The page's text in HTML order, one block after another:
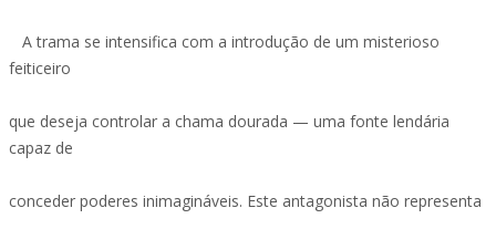
A trama se intensifica com a introdução de um misterioso
feiticeiro
que deseja controlar a chama dourada — uma fonte lendária
capaz de
conceder poderes inimagináveis. Este antagonista não representa